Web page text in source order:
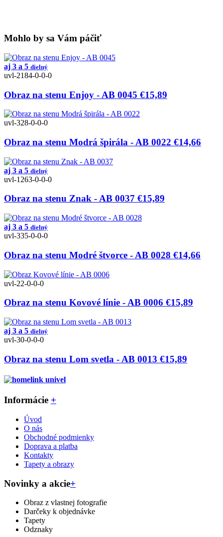
Mohlo by sa Vám páčiť
aj 3 a 5 dielný
uvl-2184-0-0-0
Obraz na stenu Enjoy - AB 0045 €15,89
uvl-328-0-0-0
Obraz na stenu Modrá špirála - AB 0022 €14,66
aj 3 a 5 dielný
uvl-1263-0-0-0
Obraz na stenu Znak - AB 0037 €15,89
aj 3 a 5 dielný
uvl-335-0-0-0
Obraz na stenu Modré štvorce - AB 0028 €14,66
uvl-22-0-0-0
Obraz na stenu Kovové línie - AB 0006 €15,89
aj 3 a 5 dielný
uvl-30-0-0-0
Obraz na stenu Lom svetla - AB 0013 €15,89
Informácie +
Úvod
O nás
Obchodné podmienky
Doprava a platba
Kontakty
Tapety a obrazy
Novinky a akcie+
Obraz z vlastnej fotografie
Darčeky k objednávke
Tapety
Odznaky